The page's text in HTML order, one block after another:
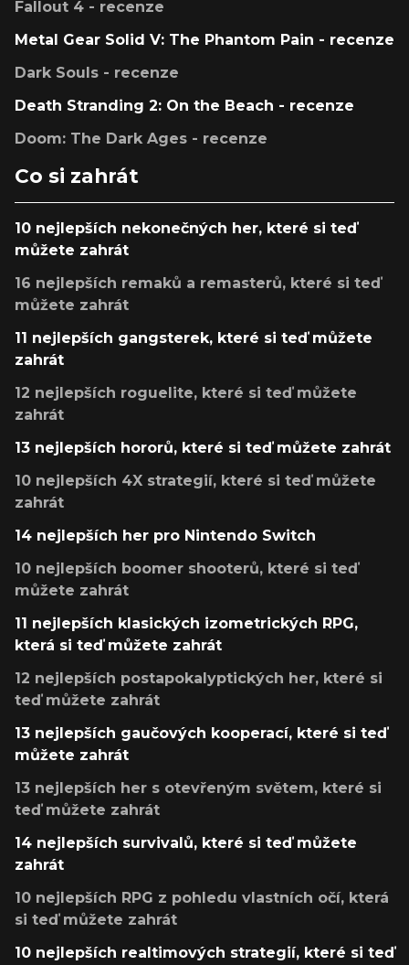
Fallout 4 - recenze
Metal Gear Solid V: The Phantom Pain - recenze
Dark Souls - recenze
Death Stranding 2: On the Beach - recenze
Doom: The Dark Ages - recenze
Co si zahrát
10 nejlepších nekonečných her, které si teď
můžete zahrát
16 nejlepších remaků a remasterů, které si teď
můžete zahrát
11 nejlepších gangsterek, které si teď můžete
zahrát
12 nejlepších roguelite, které si teď můžete
zahrát
13 nejlepších hororů, které si teď můžete zahrát
10 nejlepších 4X strategií, které si teď můžete
zahrát
14 nejlepších her pro Nintendo Switch
10 nejlepších boomer shooterů, které si teď
můžete zahrát
11 nejlepších klasických izometrických RPG,
která si teď můžete zahrát
12 nejlepších postapokalyptických her, které si
teď můžete zahrát
13 nejlepších gaučových kooperací, které si teď
můžete zahrát
13 nejlepších her s otevřeným světem, které si
teď můžete zahrát
14 nejlepších survivalů, které si teď můžete
zahrát
10 nejlepších RPG z pohledu vlastních očí, která
si teď můžete zahrát
10 nejlepších realtimových strategií, které si teď